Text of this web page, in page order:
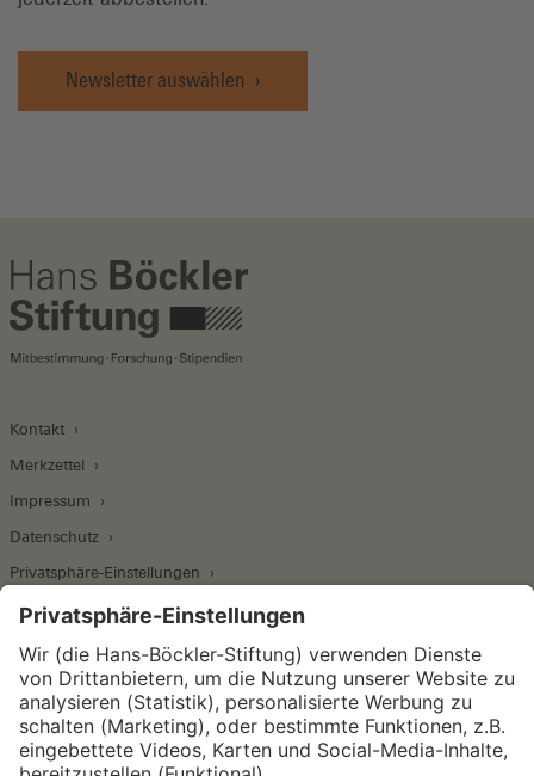
Newsletter auswählen
Kontakt
Merkzettel
Impressum
Datenschutz
Privatsphäre-Einstellungen
Wirtschafts- und Sozialwissenschaftliches Institut
Institut für Makroökonomie und